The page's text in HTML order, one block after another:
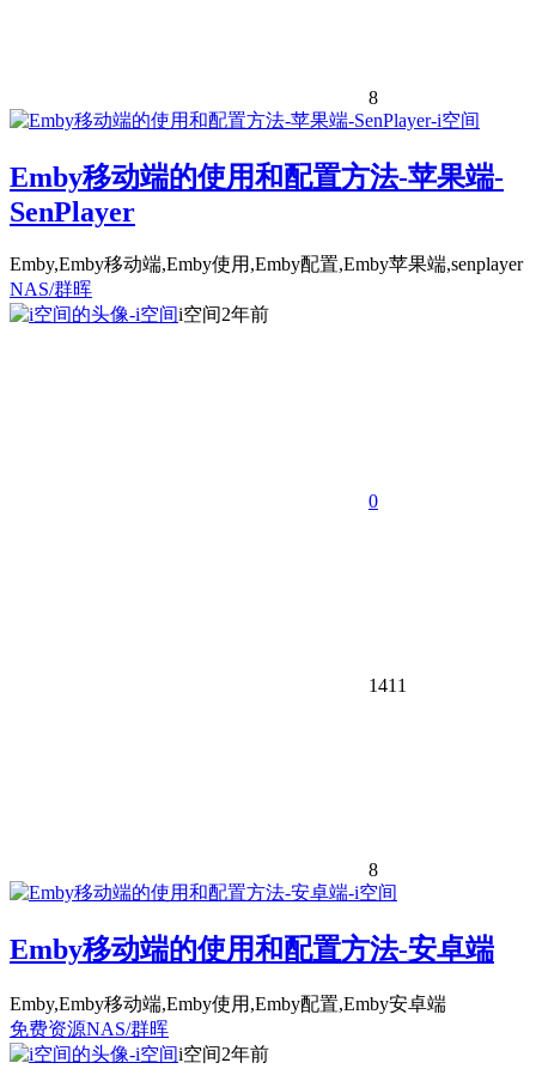
8
Emby移动端的使用和配置方法-苹果端-
SenPlayer
Emby,Emby移动端,Emby使用,Emby配置,Emby苹果端,senplayer
NAS/群晖
i空间2年前
0
1411
8
Emby移动端的使用和配置方法-安卓端
Emby,Emby移动端,Emby使用,Emby配置,Emby安卓端
免费资源NAS/群晖
i空间2年前